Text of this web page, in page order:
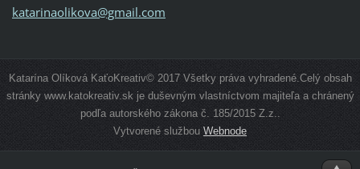
katarinaolikova@gmail.com
Katarína Olíková KaťoKreativ© 2017 Všetky práva vyhradené.Celý obsah
stránky www.katokreativ.sk je duševným vlastníctvom majiteľa a chránený
podľa autorského zákona č. 185/2015 Z.z..
Vytvorené službouWebnode